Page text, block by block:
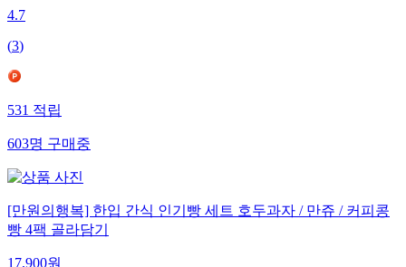
4.7
(3)
531적립
603명구매중
[만원의행복] 한입 간식 인기빵 세트 호두과자 / 만쥬 / 커피콩
빵 4팩 골라담기